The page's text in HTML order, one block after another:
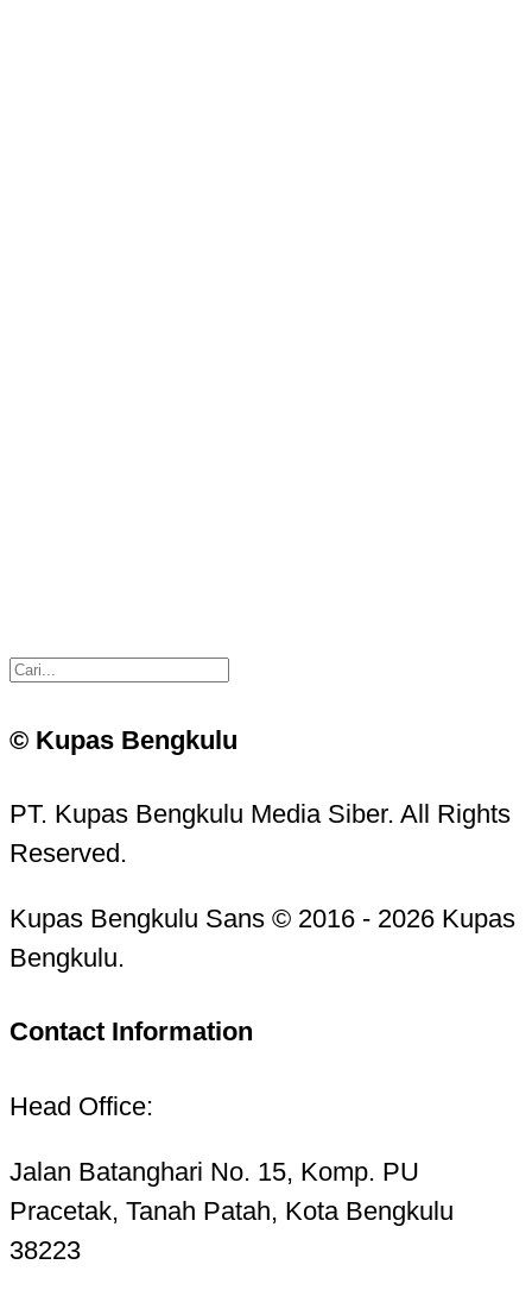
© Kupas Bengkulu
PT. Kupas Bengkulu Media Siber. All Rights
Reserved.
Kupas Bengkulu Sans © 2016 - 2026 Kupas
Bengkulu.
Contact Information
Head Office:
Jalan Batanghari No. 15, Komp. PU
Pracetak, Tanah Patah, Kota Bengkulu
38223